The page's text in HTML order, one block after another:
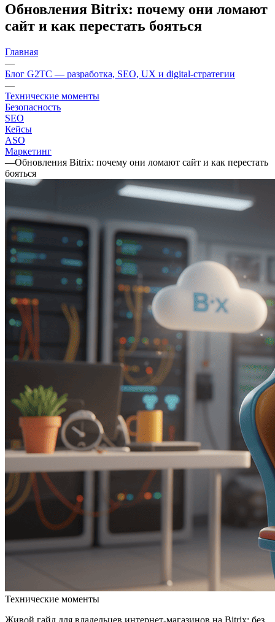
Обновления Bitrix: почему они ломают
сайт и как перестать бояться
Главная
—
Блог G2TC — разработка, SEO, UX и digital-стратегии
—
Технические моменты
Безопасность
SEO
Кейсы
ASO
Маркетинг
—Обновления Bitrix: почему они ломают сайт и как перестать
бояться
Технические моменты
Живой гайд для владельцев интернет-магазинов на Bitrix: без